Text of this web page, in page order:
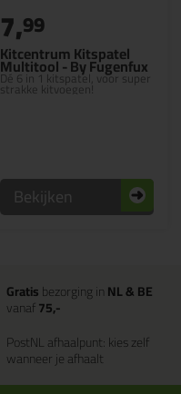
Kitcentrum Kitspatel
Multitool - By Fugenfux
Dé 6 in 1 kitspatel, voor super
strakke kitvoegen!
7,99
Bekijken
Gratisbezorging inNL & BE
vanaf75,-
PostNL afhaalpunt: kies zelf
wanneer je afhaalt